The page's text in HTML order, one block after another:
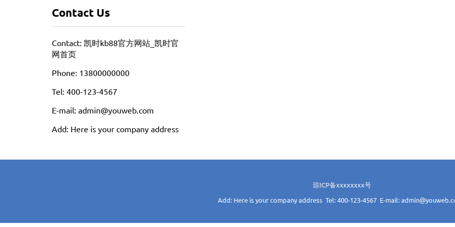
Contact Us
Contact: 凯时kb88官方网站_凯时官
网首页
Phone: 13800000000
Tel: 400-123-4567
E-mail: admin@youweb.com
Add: Here is your company address
琼ICP备xxxxxxxx号
Add: Here is your company address Tel: 400-123-4567 E-mail: